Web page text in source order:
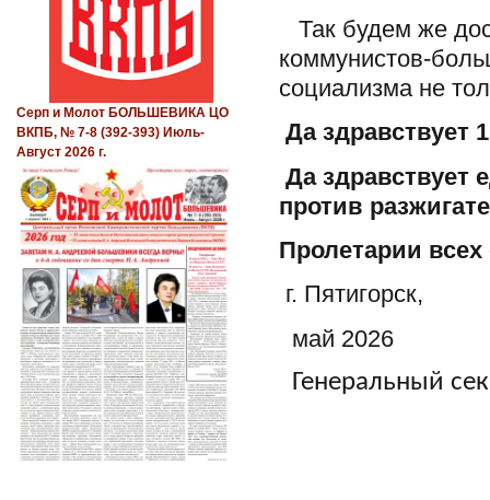
Так будем же
коммунистов-
социализма не
Да здравствует
Да здравствует
против
Пролетарии
г. Пятигорск,
май 2026
Генеральный
Серп и Молот БОЛЬШЕВИКА ЦО
ВКПБ, № 7-8 (392-393) Июль-
Август 2026 г.